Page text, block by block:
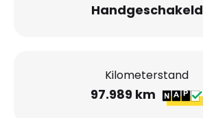
Handgeschakeld
Kilometerstand
97.989 km